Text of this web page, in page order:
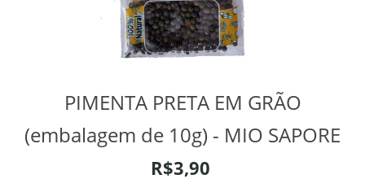
PIMENTA PRETA EM GRÃO
(embalagem de 10g) - MIO SAPORE
R$3,90